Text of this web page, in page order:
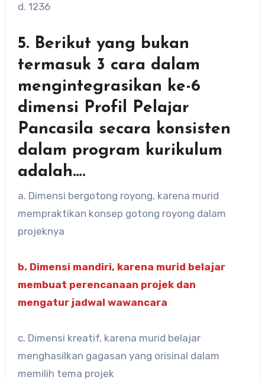
d. 1236
5. Berikut yang bukan
termasuk 3 cara dalam
mengintegrasikan ke-6
dimensi Profil Pelajar
Pancasila secara konsisten
dalam program kurikulum
adalah….
a. Dimensi bergotong royong, karena murid
mempraktikan konsep gotong royong dalam
projeknya
b. Dimensi mandiri, karena murid belajar
membuat perencanaan projek dan
mengatur jadwal wawancara
c. Dimensi kreatif, karena murid belajar
menghasilkan gagasan yang orisinal dalam
memilih tema projek